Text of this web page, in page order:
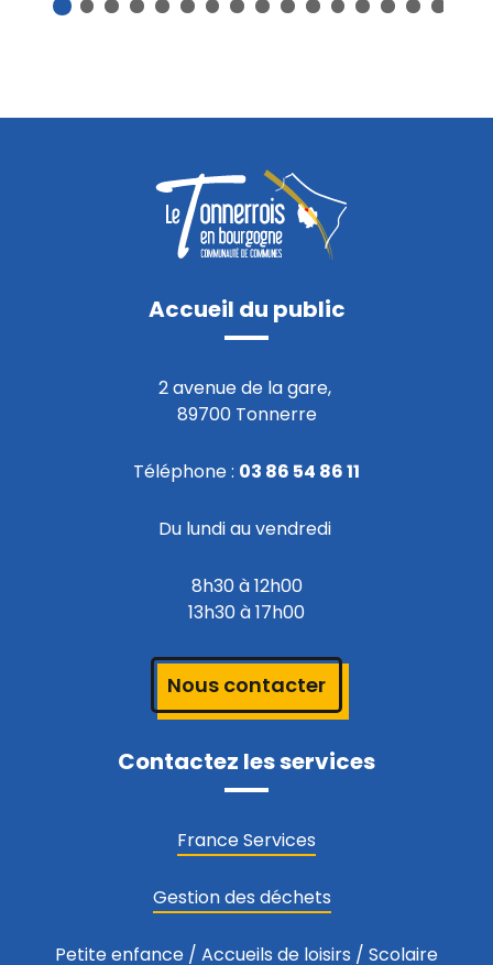
1 2 3 4 5 6 7 8 9 10 11 12 13 14 15 16
Accueil du public
2 avenue de la gare,
89700 Tonnerre
Téléphone : 03 86 54 86 11
Du lundi au vendredi
8h30 à 12h00
13h30 à 17h00
Nous contacter
Contactez les services
France Services
Gestion des déchets
Petite enfance / Accueils de loisirs / Scolaire